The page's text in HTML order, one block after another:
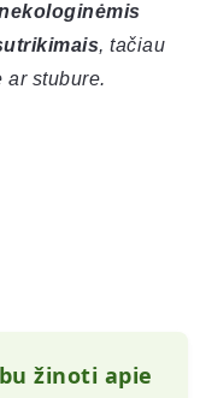
, tačiau
ar stubure.
žinoti apie